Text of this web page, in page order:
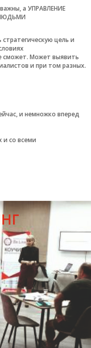
а УПРАВЛЕНИЕ
цель и
сможет. Может выявить
и при том разных.
и немножко вперед
и со всеми